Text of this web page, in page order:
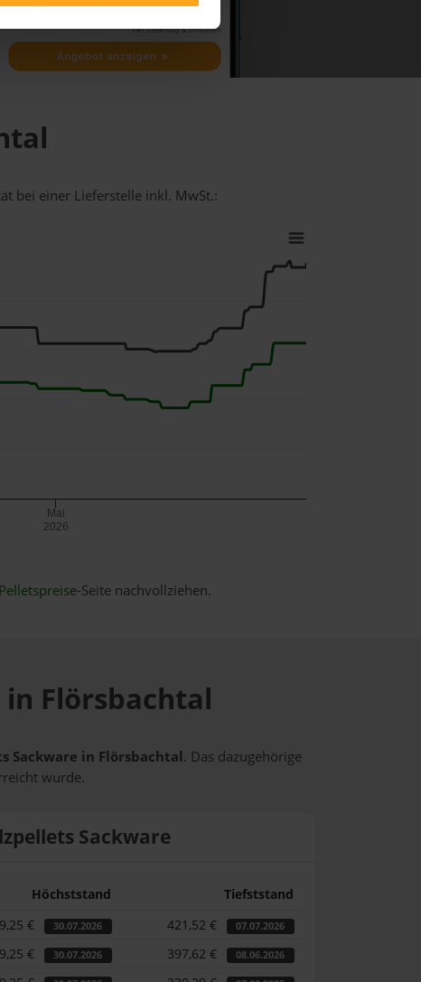
bei einer Lieferstelle inkl. MwSt.:
Mai
2026
Pelletspreise-Seite nachvollziehen.
Flörsbachtal
Sackware in Flörsbachtal. Das dazugehörige
wurde.
Sackware
Höchststand
Tiefststand
€ 30.07.2026 421,52 € 07.07.2026
€ 30.07.2026 397,62 € 08.06.2026